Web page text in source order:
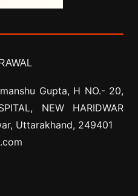
Gupta, H NO.- 20,
NEW HARIDWAR
Uttarakhand, 249401